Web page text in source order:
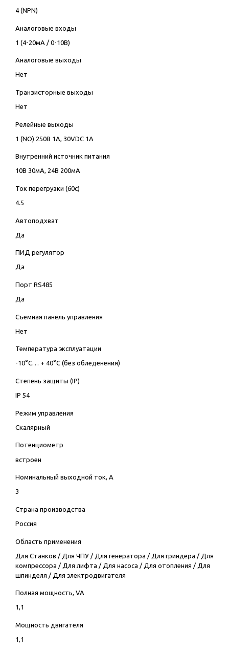
4 (NPN)
Аналоговые входы
1 (4-20мА / 0-10В)
Аналоговые выходы
Нет
Транзисторные выходы
Нет
Релейные выходы
1 (NO) 250В 1А, 30VDC 1А
Внутренний источник питания
10В 30мА, 24В 200мА
Ток перегрузки (60с)
4.5
Автоподхват
Да
ПИД регулятор
Да
Порт RS485
Да
Съемная панель управления
Нет
Температура эксплуатации
-10°C… + 40°C (без обледенения)
Степень защиты (IP)
IP 54
Режим управления
Скалярный
Потенциометр
встроен
Номинальный выходной ток, А
3
Страна производства
Россия
Область применения
Для Станков / Для ЧПУ/ Для генератора / Для гриндера / Для
компрессора / Для лифта / Для насоса / Для отопления / Для
шпинделя / Для электродвигателя
Полная мощность, VA
1,1
Мощность двигателя
1,1